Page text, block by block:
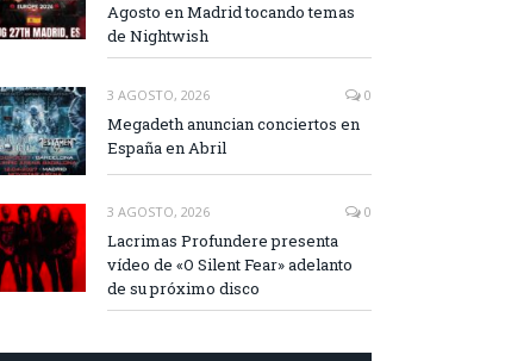
Agosto en Madrid tocando temas
de Nightwish
3 AGOSTO, 2026 0
Megadeth anuncian conciertos en
España en Abril
3 AGOSTO, 2026 0
Lacrimas Profundere presenta
vídeo de «O Silent Fear» adelanto
de su próximo disco